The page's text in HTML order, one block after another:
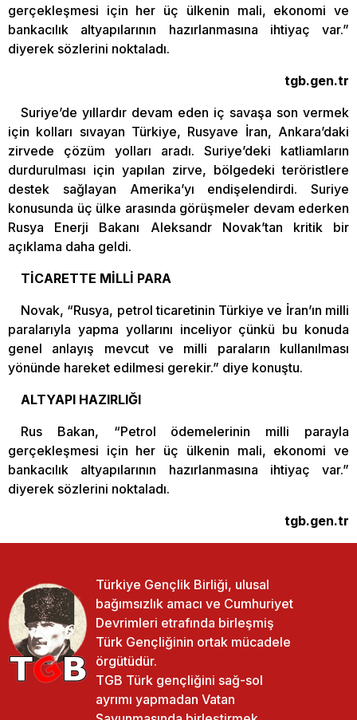
gerçekleşmesi için her üç ülkenin mali, ekonomi ve
bankacılık altyapılarının hazırlanmasına ihtiyaç var.”
diyerek sözlerini noktaladı.
tgb.gen.tr
Suriye’de yıllardır devam eden iç savaşa son vermek
için kolları sıvayan Türkiye, Rusyave İran, Ankara’daki
zirvede çözüm yolları aradı. Suriye’deki katliamların
durdurulması için yapılan zirve, bölgedeki teröristlere
destek sağlayan Amerika’yı endişelendirdi. Suriye
konusunda üç ülke arasında görüşmeler devam ederken
Rusya Enerji Bakanı Aleksandr Novak’tan kritik bir
açıklama daha geldi.
TİCARETTE MİLLİ PARA
Novak, “Rusya, petrol ticaretinin Türkiye ve İran’ın milli
paralarıyla yapma yollarını inceliyor çünkü bu konuda
genel anlayış mevcut ve milli paraların kullanılması
yönünde hareket edilmesi gerekir.” diye konuştu.
ALTYAPI HAZIRLIĞI
Rus Bakan, “Petrol ödemelerinin milli parayla
gerçekleşmesi için her üç ülkenin mali, ekonomi ve
bankacılık altyapılarının hazırlanmasına ihtiyaç var.”
diyerek sözlerini noktaladı.
tgb.gen.tr
Türkiye Gençlik Birliği, ulusal
bağımsızlık amacı ve Cumhuriyet
Devrimleri etrafında birleşmiş
Türk Gençliğinin ortak mücadele
örgütüdür.
TGB Türk gençliğini sağ-sol
ayrımı yapmadan Vatan